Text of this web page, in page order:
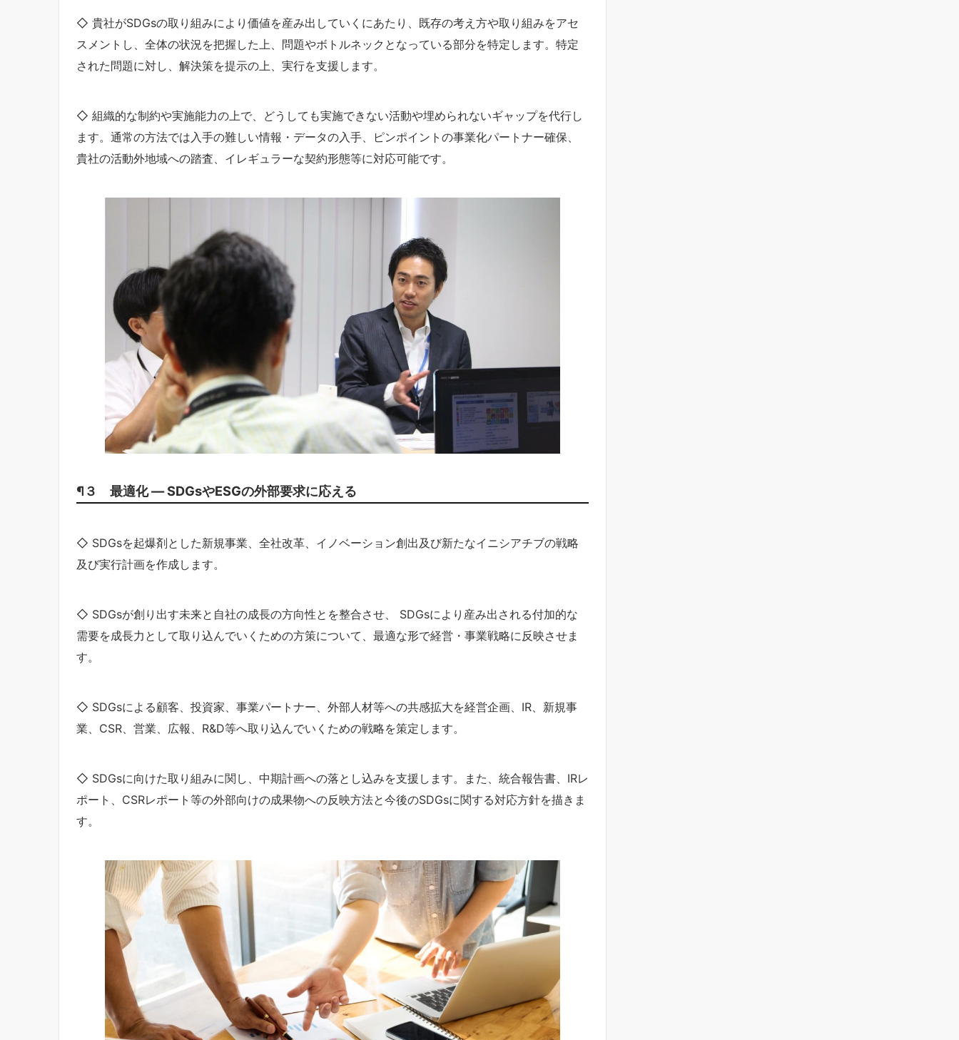
◇ 貴社がSDGsの取り組みにより価値を産み出していくにあたり、既存の考え方や取り組みをアセ
スメントし、全体の状況を把握した上、問題やボトルネックとなっている部分を特定します。特定
された問題に対し、解決策を提示の上、実行を支援します。
◇ 組織的な制約や実施能力の上で、どうしても実施できない活動や埋められないギャップを代行し
ます。通常の方法では入手の難しい情報・データの入手、ピンポイントの事業化パートナー確保、
貴社の活動外地域への踏査、イレギュラーな契約形態等に対応可能です。
¶３ 最適化 ― SDGsやESGの外部要求に応える
◇ SDGsを起爆剤とした新規事業、全社改革、イノベーション創出及び新たなイニシアチブの戦略
及び実行計画を作成します。
◇ SDGsが創り出す未来と自社の成長の方向性とを整合させ、 SDGsにより産み出される付加的な
需要を成長力として取り込んでいくための方策について、最適な形で経営・事業戦略に反映させま
す。
◇ SDGsによる顧客、投資家、事業パートナー、外部人材等への共感拡大を経営企画、IR、新規事
業、CSR、営業、広報、R&D等へ取り込んでいくための戦略を策定します。
◇ SDGsに向けた取り組みに関し、中期計画への落とし込みを支援します。また、統合報告書、IRレ
ポート、CSRレポート等の外部向けの成果物への反映方法と今後のSDGsに関する対応方針を描きま
す。